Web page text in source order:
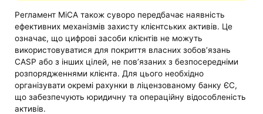
Регламент MiCA також суворо передбачає наявність
ефективних механізмів захисту клієнтських активів. Це
означає, що цифрові засоби клієнтів не можуть
використовуватися для покриття власних зобов’язань
CASP або з інших цілей, не пов’язаних з безпосередніми
розпорядженнями клієнта. Для цього необхідно
організувати окремі рахунки в ліцензованому банку ЄС,
що забезпечують юридичну та операційну відособленість
активів.